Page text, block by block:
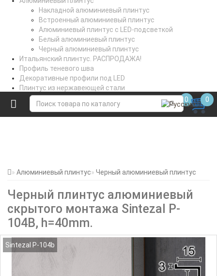
Накладной алюминиевый плинтус
Встроенный алюминиевый плинтус
Алюминиевый плинтус с LED-подсветкой
Белый алюминиевый плинтус
Черный алюминиевый плинтус
Итальянский плинтус. РАСПРОДАЖА!
Профиль теневого шва
Декоративные профили под LED
Плинтус из нержавеющей стали
Профили для стен и пола
Коптильное вешало
0 0
Алюминиевый плинтус Черный алюминиевый плинтус
Черный плинтус алюминиевый
скрытого монтажа Sintezal P-
104B, h=40mm.
Sintezal P-104b